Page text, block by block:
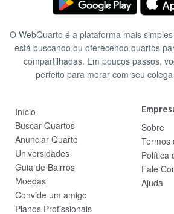
O WebQuarto é a plataforma mais
está buscando ou oferecendo quartos
compartilhadas. Em poucos passos,
perfeito para morar com seu
Início
Buscar Quartos
Anunciar Quarto
Universidades
Guia de Bairros
Moedas
Convide um amigo
Planos Profissionais
Sobre
Termos
Política
Fale
Ajuda